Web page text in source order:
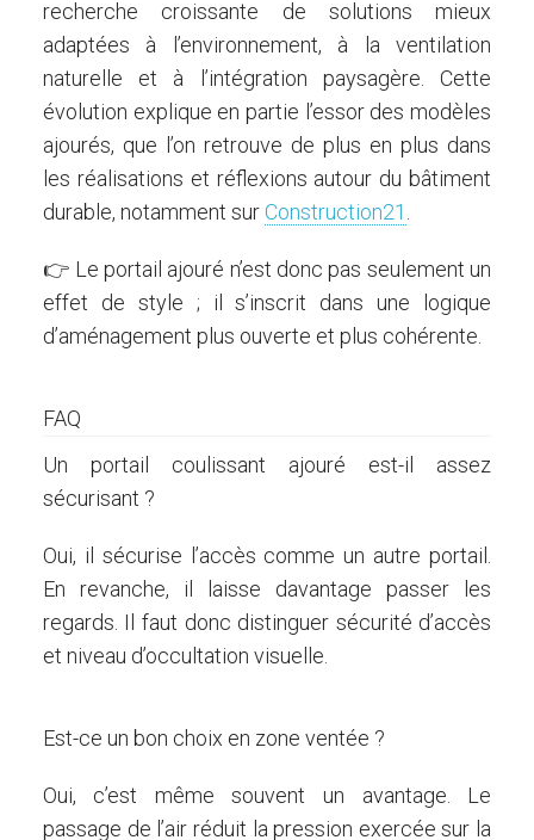
recherche croissante de solutions mieux
adaptées à l’environnement, à la ventilation
naturelle et à l’intégration paysagère. Cette
évolution explique en partie l’essor des modèles
ajourés, que l’on retrouve de plus en plus dans
les réalisations et réflexions autour du bâtiment
durable, notamment sur Construction21
👉 Le portail ajouré n’est donc pas seulement un
effet de style ; il s’inscrit dans une logique
d’aménagement plus ouverte et plus cohérente.
FAQ
Un portail coulissant ajouré est-il assez
sécurisant ?
Oui, il sécurise l’accès comme un autre portail.
En revanche, il laisse davantage passer les
regards. Il faut donc distinguer sécurité d’accès
et niveau d’occultation visuelle.
Est-ce un bon choix en zone ventée ?
Oui, c’est même souvent un avantage. Le
passage de l’air réduit la pression exercée sur la